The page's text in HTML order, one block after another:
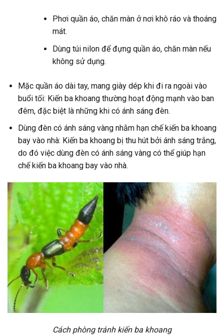
Phơi quần áo, chăn màn ở nơi khô ráo và thoáng
mát.
Dùng túi nilon để đựng quần áo, chăn màn nếu
không sử dụng.
Mặc quần áo dài tay, mang giày dép khi đi ra ngoài vào
buổi tối: Kiến ba khoang thường hoạt động mạnh vào ban
đêm, đặc biệt là những khi có ánh sáng đèn.
Dùng đèn có ánh sáng vàng nhằm hạn chế kiến ba khoang
bay vào nhà: Kiến ba khoang bị thu hút bởi ánh sáng trắng,
do đó việc dùng đèn có ánh sáng vàng có thể giúp hạn
chế kiến ba khoang bay vào nhà.
Cách phòng tránh kiến ba khoang